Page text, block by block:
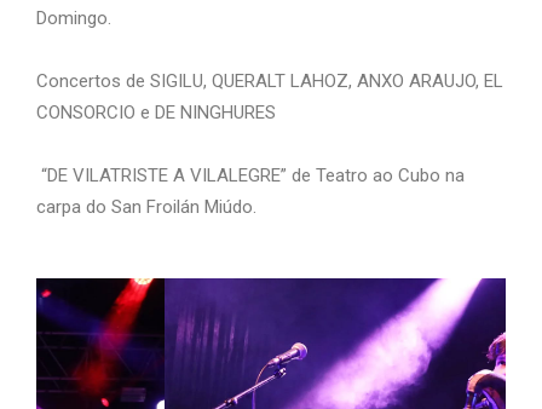
Domingo.
Concertos de SIGILU, QUERALT LAHOZ, ANXO ARAUJO, EL
CONSORCIO e DE NINGHURES
“DE VILATRISTE A VILALEGRE” de Teatro ao Cubo na
carpa do San Froilán Miúdo.